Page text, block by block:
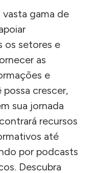
gama de
os setores e
as
e
crescer,
sua jornada
recursos
até
por podcasts
Descubra